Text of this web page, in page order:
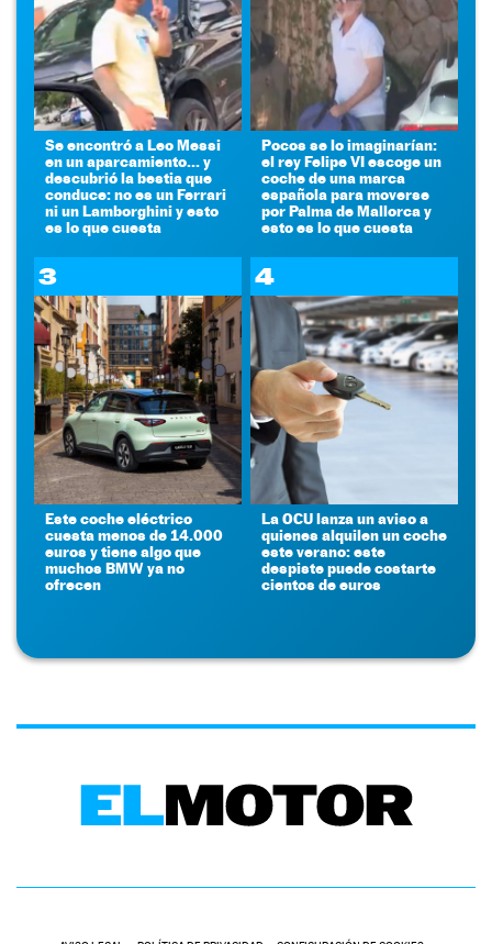
Se encontró a Leo Messi
en un aparcamiento... y
descubrió la bestia que
conduce: no es un Ferrari
ni un Lamborghini y esto
es lo que cuesta
Pocos se lo imaginarían:
el rey Felipe VI escoge un
coche de una marca
española para moverse
por Palma de Mallorca y
esto es lo que cuesta
3
Este coche eléctrico
cuesta menos de 14.000
euros y tiene algo que
muchos BMW ya no
ofrecen
4
La OCU lanza un aviso a
quienes alquilen un coche
este verano: este
despiste puede costarte
cientos de euros